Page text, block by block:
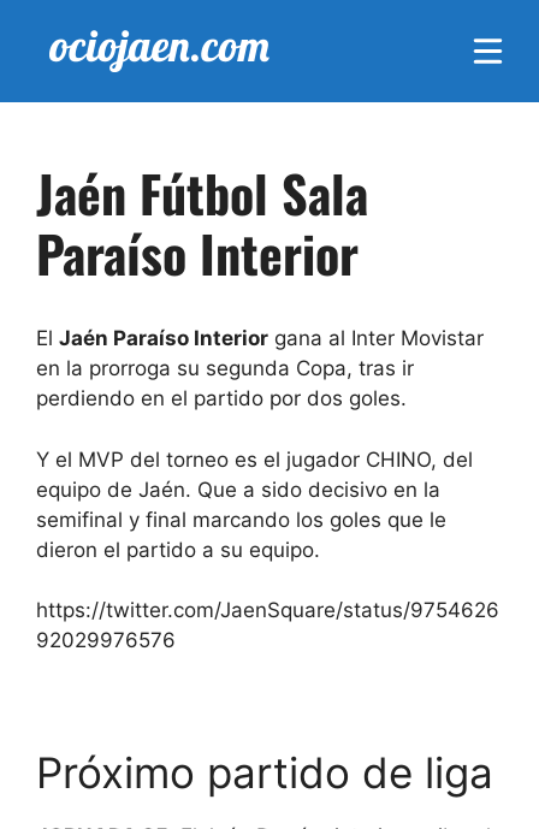
Jaén Fútbol Sala
Paraíso Interior
El Jaén Paraíso Interior gana al Inter Movistar
en la prorroga su segunda Copa, tras ir
perdiendo en el partido por dos goles.
Y el MVP del torneo es el jugador CHINO, del
equipo de Jaén. Que a sido decisivo en la
semifinal y final marcando los goles que le
dieron el partido a su equipo.
https://twitter.com/JaenSquare/status/9754626
92029976576
Próximo partido de liga